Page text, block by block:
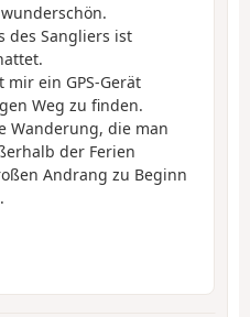
des Sangliers ist
ein GPS-Gerät
Weg zu finden.
Wanderung, die man
der Ferien
Andrang zu Beginn